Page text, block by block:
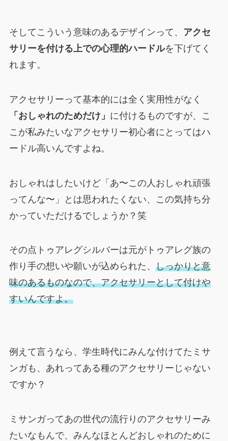
そしてこういう意味のあるデザインって、 アクセ
サリーを付ける上での心理的ハードルを下げてく
れます。
アクセサリーって基本的には全く実用性がなく
「おしゃれのためだけ」 に付けるものですが、こ
こが私みたいなアクセサリー初心者にとってはハ
ードル高いんですよね。
おしゃれはしたいけど「あ〜この人おしゃれ頑張
ってんな〜」とは思われたくない、この気持ち分
かっていただけるでしょうか？笑
その点トゥアレグシルバーは元がトゥアレグ族の
作り手の想いや願いが込められた、 しっかりと意
味のあるものなので、アクセサリーとして付けや
すいんですよ。
例えて言うなら、学生時代にみんな付けてたミサ
ンガも、あれってある種のアクセサリーじゃない
ですか？
ミサンガってあの世代の流行りのアクセサリーみ
たいなもんで、みんなほとんどおしゃれのために